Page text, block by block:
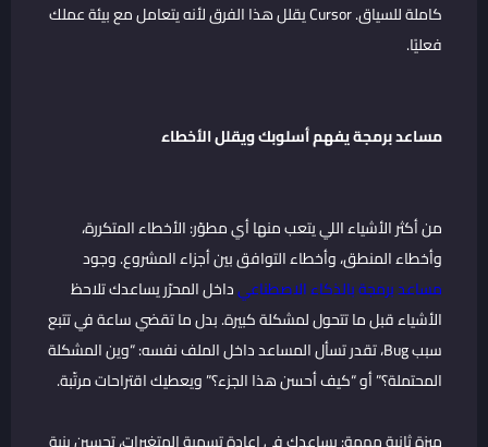
كاملة للسياق. Cursor يقلل هذا الفرق لأنه يتعامل مع بيئة عملك
فعليًا.
مساعد برمجة يفهم أسلوبك ويقلل الأخطاء
من أكثر الأشياء اللي يتعب منها أي مطوّر: الأخطاء المتكررة،
وأخطاء المنطق، وأخطاء التوافق بين أجزاء المشروع. وجود
مساعد برمجة بالذكاء الاصطناعيداخل المحرّر يساعدك تلاحظ
الأشياء قبل ما تتحول لمشكلة كبيرة. بدل ما تقضي ساعة في تتبع
سبب Bug، تقدر تسأل المساعد داخل الملف نفسه: “وين المشكلة
المحتملة؟” أو “كيف أحسن هذا الجزء؟” ويعطيك اقتراحات مرتّبة.
ميزة ثانية مهمة: يساعدك في إعادة تسمية المتغيرات، تحسين بنية